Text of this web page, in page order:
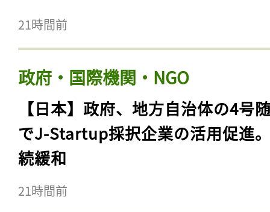
21時間前
政府・国際機関・NGO
【日本】政府、地方自治体の4号
でJ-Startup採択企業の活用促進
続緩和
21時間前